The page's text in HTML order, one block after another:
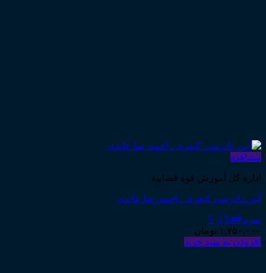
مشاهده
اداره کل آموزش قوه قضاییه
آیین دادرسی کیفری ـ احمدرضا عابدی
نمره 5.00 از 5
۱,۷۵۰,۰۰۰ تومان
افزودن به سبد خرید